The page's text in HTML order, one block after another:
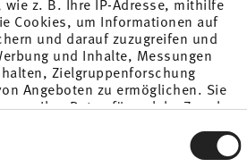
Cookies, um Informationen auf
und darauf zuzugreifen und
und Inhalte, Messungen
Zielgruppenforschung
Angeboten zu ermöglichen. Sie
wer Ihre Daten für welche Zwecke
durch Klicken auf das Privacy
oder widerrufen
from
Bowl 23 cm
€ 53,55Price reduced from
€ 59,50to
30-day best price: € 59,50